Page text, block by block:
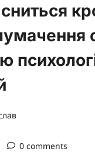
0 comments